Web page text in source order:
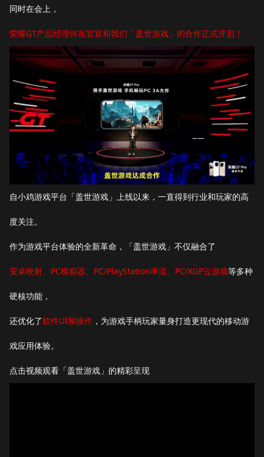
同时在会上，
荣耀GT产品经理何岳官宣和我们「盖世游戏」的合作正式开启！
自小鸡游戏平台「盖世游戏」上线以来，一直得到行业和玩家的高
度关注。
作为游戏平台体验的全新革命，「盖世游戏」不仅融合了
安卓映射、PC模拟器、PC/PlayStation串流、PC/XGP云游戏等多种
硬核功能，
还优化了软件UI和操作 ，为游戏手柄玩家量身打造更现代的移动游
戏应用体验。
点击视频观看「盖世游戏」的精彩呈现